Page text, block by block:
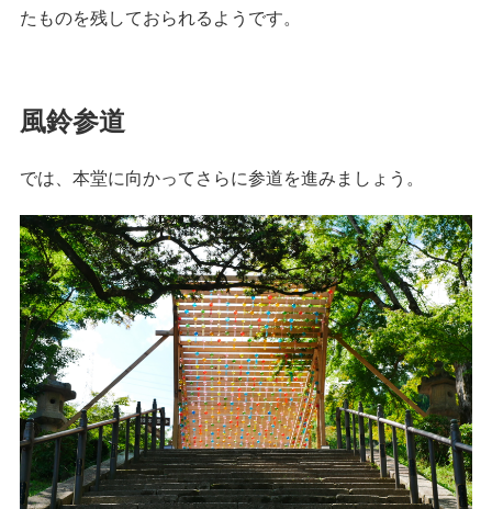
たものを残しておられるようです。
風鈴参道
では、本堂に向かってさらに参道を進みましょう。